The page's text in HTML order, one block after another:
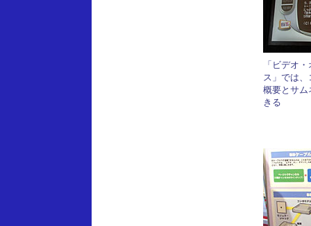
「ビデオ
ス」では
概要とサム
きる